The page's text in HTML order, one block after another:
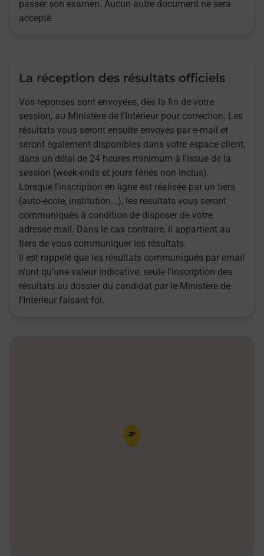
passer son examen. Aucun autre document ne sera
accepté.
La réception des résultats officiels
Vos réponses sont envoyées, dès la fin de votre
session, au Ministère de l'Intérieur pour correction. Les
résultats vous seront ensuite envoyés par e-mail et
seront également disponibles dans votre espace client,
dans un délai de 24 heures minimum à l'issue de la
session (week-ends et jours fériés non inclus).
Lorsque l'inscription en ligne est réalisée par un tiers
(auto-école, institution...), les résultats vous seront
communiqués à condition de disposer de votre
adresse mail. Dans le cas contraire, il appartient au
tiers de vous communiquer les résultats.
Il est rappelé que les résultats communiqués par email
n'ont qu'une valeur indicative, seule l'inscription des
résultats au dossier du candidat par le Ministère de
l'Intérieur faisant foi.
Pin de la carte